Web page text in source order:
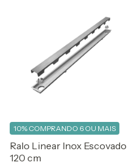
Ralo Linear Inox Escovado
120 cm
10% COMPRANDO 6 OU MAIS